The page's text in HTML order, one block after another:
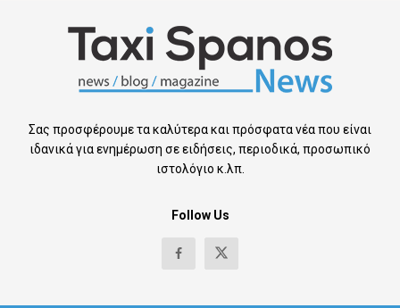
Σας προσφέρουμε τα καλύτερα και πρόσφατα νέα που είναι
ιδανικά για ενημέρωση σε ειδήσεις, περιοδικά, προσωπικό
ιστολόγιο κ.λπ.
Follow Us